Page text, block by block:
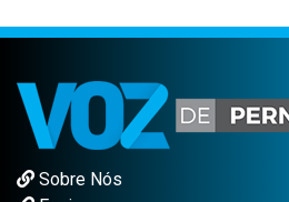
Sobre Nós